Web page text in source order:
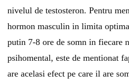
nivelul de testosteron. Pentru
hormon masculin in limita
putin 7-8 ore de somn in fiecare
psihomental, este de mentionat
are acelasi efect pe care il are